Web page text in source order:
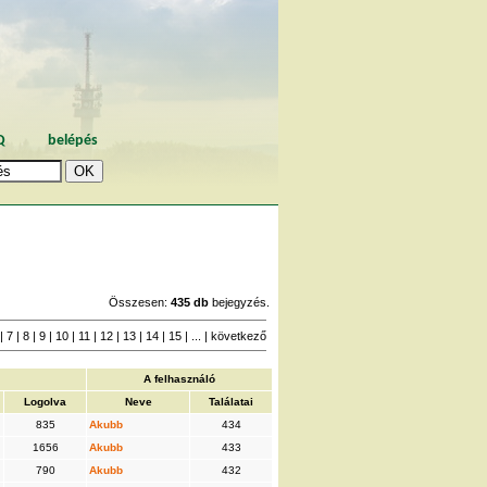
belépés
Összesen: 435 db bejegyzés.
| 7 | 8 | 9 | 10 | 11 | 12 | 13 | 14 | 15 | ... | következő
A felhasználó
Logolva
Neve
Találatai
835
Akubb
434
1656
Akubb
433
790
Akubb
432